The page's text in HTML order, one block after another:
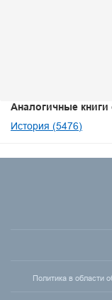
История
Аналогичные
История (5476)
Политика в области